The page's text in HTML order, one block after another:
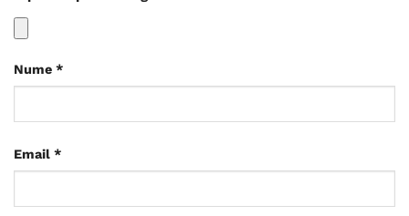
Nume *
Email *